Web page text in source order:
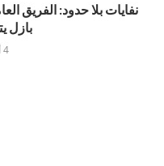
نفايات بلا حدود: الفريق
بازل
4 أسابيع ago